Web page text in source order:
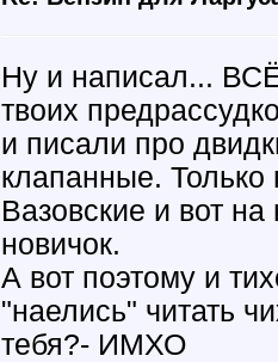
Ну и написал...
твоих
и писали про
клапанные.
Вазовские и вот
новичок.
А вот поэтому и
"наелись" читать
тебя?- ИМХО